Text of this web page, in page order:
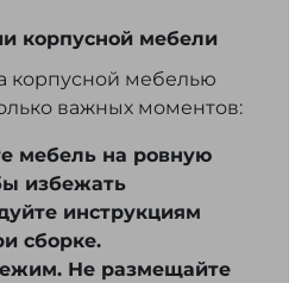
корпусной мебели
корпусной мебелью
важных моментов:
мебель на ровную
избежать
инструкциям
сборке.
Не размещайте